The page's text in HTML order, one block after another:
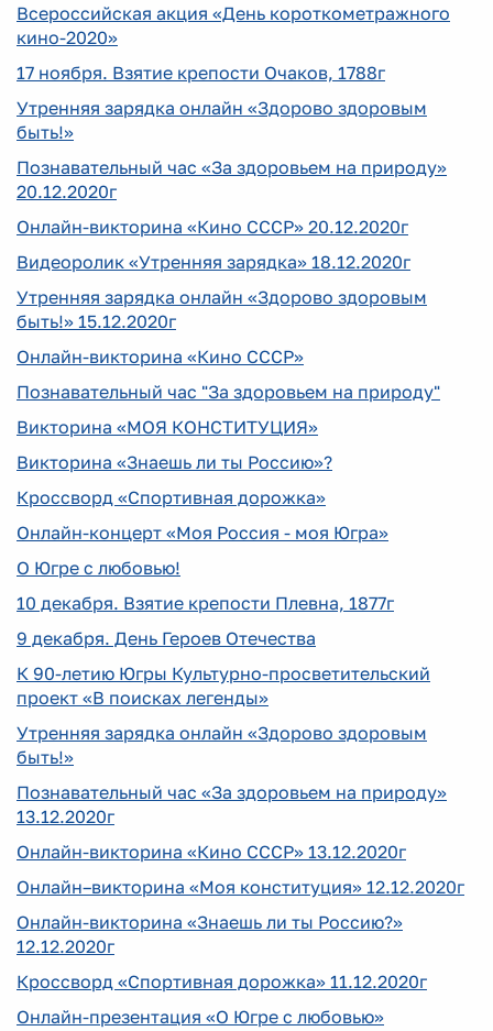
Всероссийская акция «День короткометражного
кино-2020»
17 ноября. Взятие крепости Очаков, 1788г
Утренняя зарядка онлайн «Здорово здоровым
быть!»
Познавательный час «За здоровьем на природу»
20.12.2020г
Онлайн-викторина «Кино СССР» 20.12.2020г
Видеоролик «Утренняя зарядка» 18.12.2020г
Утренняя зарядка онлайн «Здорово здоровым
быть!» 15.12.2020г
Онлайн-викторина «Кино СССР»
Познавательный час "За здоровьем на природу"
Викторина «МОЯ КОНСТИТУЦИЯ»
Викторина «Знаешь ли ты Россию»?
Кроссворд «Спортивная дорожка»
Онлайн-концерт «Моя Россия - моя Югра»
О Югре с любовью!
10 декабря. Взятие крепости Плевна, 1877г
9 декабря. День Героев Отечества
К 90-летию Югры Культурно-просветительский
проект «В поисках легенды»
Утренняя зарядка онлайн «Здорово здоровым
быть!»
Познавательный час «За здоровьем на природу»
13.12.2020г
Онлайн-викторина «Кино СССР» 13.12.2020г
Онлайн–викторина «Моя конституция» 12.12.2020г
Онлайн-викторина «Знаешь ли ты Россию?»
12.12.2020г
Кроссворд «Спортивная дорожка» 11.12.2020г
Онлайн-презентация «О Югре с любовью»